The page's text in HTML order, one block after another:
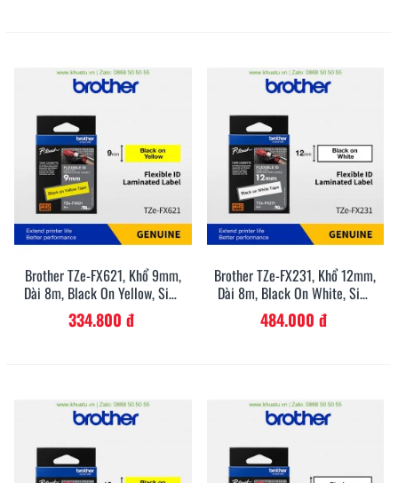
Brother TZe-FX621, Khổ 9mm,
Dài 8m, Black On Yellow, Siêu
Dẻo, Chống Thấm Nước
334.800 đ
Brother TZe-FX231, Khổ 12mm,
Dài 8m, Black On White, Siêu
Dẻo, Chống Thấm Nước
484.000 đ